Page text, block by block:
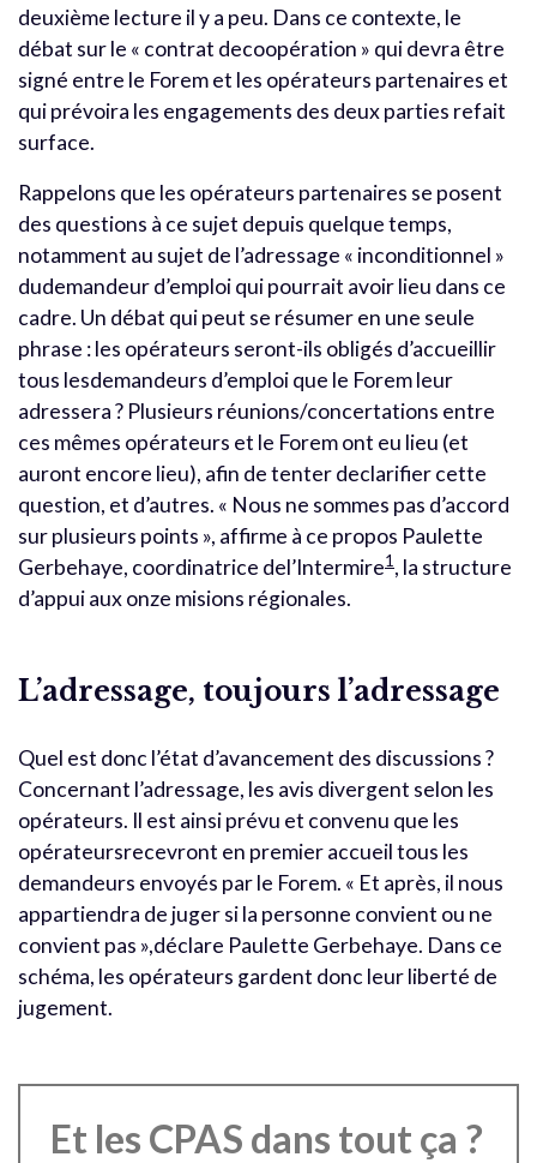
deuxième lecture il y a peu. Dans ce contexte, le
débat sur le « contrat decoopération » qui devra être
signé entre le Forem et les opérateurs partenaires et
qui prévoira les engagements des deux parties refait
surface.
Rappelons que les opérateurs partenaires se posent
des questions à ce sujet depuis quelque temps,
notamment au sujet de l’adressage « inconditionnel »
dudemandeur d’emploi qui pourrait avoir lieu dans ce
cadre. Un débat qui peut se résumer en une seule
phrase : les opérateurs seront-ils obligés d’accueillir
tous lesdemandeurs d’emploi que le Forem leur
adressera ? Plusieurs réunions/concertations entre
ces mêmes opérateurs et le Forem ont eu lieu (et
auront encore lieu), afin de tenter declarifier cette
question, et d’autres. « Nous ne sommes pas d’accord
sur plusieurs points », affirme à ce propos Paulette
Gerbehaye, coordinatrice del’Intermire1 , la structure
d’appui aux onze misions régionales.
L’adressage, toujours l’adressage
Quel est donc l’état d’avancement des discussions ?
Concernant l’adressage, les avis divergent selon les
opérateurs. Il est ainsi prévu et convenu que les
opérateursrecevront en premier accueil tous les
demandeurs envoyés par le Forem. « Et après, il nous
appartiendra de juger si la personne convient ou ne
convient pas »,déclare Paulette Gerbehaye. Dans ce
schéma, les opérateurs gardent donc leur liberté de
jugement.
Et les CPAS dans tout ça ?